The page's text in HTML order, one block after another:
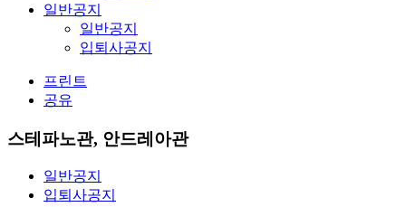
일반공지
일반공지
입퇴사공지
프린트
공유
스테파노관, 안드레아관
일반공지
입퇴사공지